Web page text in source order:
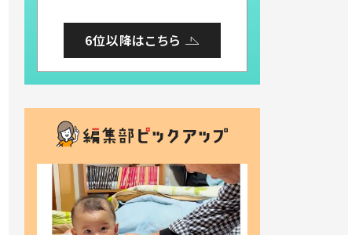
6位以降はこちら